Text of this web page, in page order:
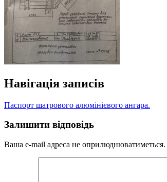
Навігація записів
Паспорт шатрового алюмінієвого ангара.
Залишити відповідь
Ваша e-mail адреса не оприлюднюватиметься.